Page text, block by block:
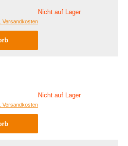
Versandkosten
Nicht auf Lager
Versandkosten
Nicht auf Lager